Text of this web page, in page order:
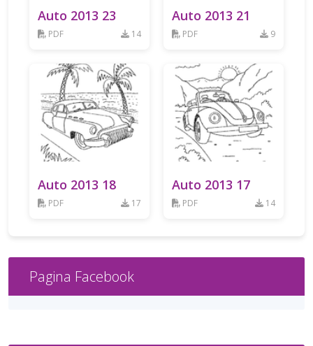
Auto 2013 23
PDF 14
Auto 2013 21
PDF 9
Auto 2013 18
PDF 17
Auto 2013 17
PDF 14
Pagina Facebook